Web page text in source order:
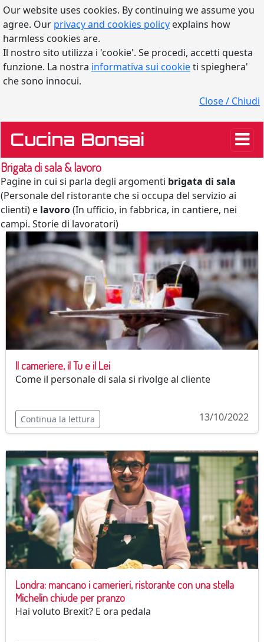
Our website uses cookies. By continuing we assume you
agree. Our privacy and cookies policy explains how
harmless cookies are.
Il nostro sito utilizza i 'cookie'. Se procedi, accetti questa
funzione. La nostra informativa sui cookieti spieghera'
che sono innocui.
Close / Chiudi
Cucina Bonsai
Brigata di sala & lavoro
Pagine in cui si parla degli argomenti brigata di sala
(Personale del ristorante che si occupa del servizio ai
clienti) e lavoro(In ufficio, in fabbrica, in cantiere, nei
campi. Storie di lavoratori)
Il cameriere, il Tu e il Lei
Come il personale di sala si rivolge al cliente
Continua la lettura 13/10/2022
Londra: mancano i camerieri, ristorante con una stella
Michelin chiude per pranzo
Hai voluto Brexit? E ora pedala